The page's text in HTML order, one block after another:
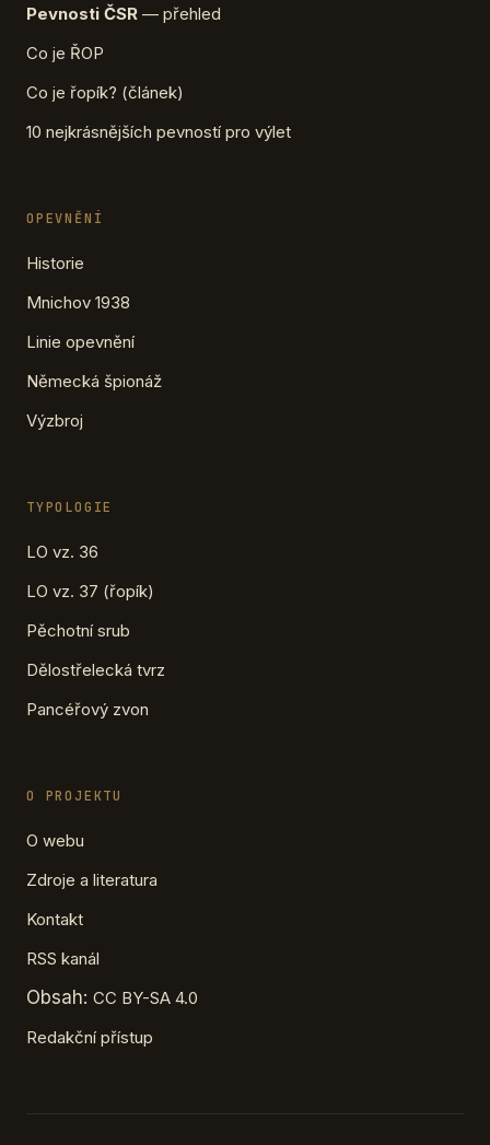
Pevnosti ČSR — přehled
Co je ŘOP
Co je řopík? (článek)
10 nejkrásnějších pevností pro výlet
OPEVNĚNÍ
Historie
Mnichov 1938
Linie opevnění
Německá špionáž
Výzbroj
TYPOLOGIE
LO vz. 36
LO vz. 37 (řopík)
Pěchotní srub
Dělostřelecká tvrz
Pancéřový zvon
O PROJEKTU
O webu
Zdroje a literatura
Kontakt
RSS kanál
Obsah: CC BY-SA 4.0
Redakční přístup